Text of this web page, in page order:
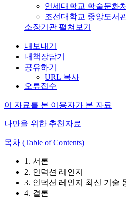
연세대학교 학술문화
조선대학교 중앙도서
소장기관 펼쳐보기
내보내기
내책장담기
공유하기
URL 복사
오류접수
이 자료를 본 이용자가 본 자료
나만을 위한 추천자료
목차 (Table of Contents)
1. 서론
2. 인덕션 레인지
3. 인덕션 레인지 최신 기술
4. 결론